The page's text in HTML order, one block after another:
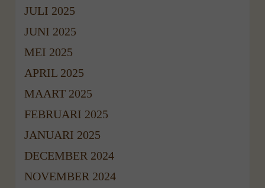
JULI 2025
JUNI 2025
MEI 2025
APRIL 2025
MAART 2025
FEBRUARI 2025
JANUARI 2025
DECEMBER 2024
NOVEMBER 2024